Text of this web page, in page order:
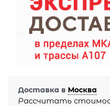
Доставка в Москва
Рассчитать